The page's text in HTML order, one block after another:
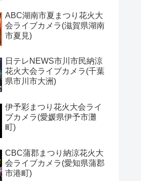
ABC湖南市夏まつり花火大
会ライブカメラ(滋賀県湖南
市夏見)
日テレNEWS市川市民納涼
花火大会ライブカメラ(千葉
県市川市大洲)
伊予彩まつり花火大会ライ
ブカメラ(愛媛県伊予市灘
町)
CBC蒲郡まつり納涼花火大
会ライブカメラ(愛知県蒲郡
市港町)